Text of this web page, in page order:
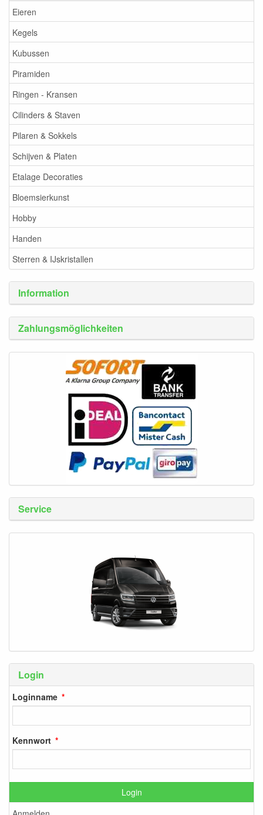
Eieren
Kegels
Kubussen
Piramiden
Ringen - Kransen
Cilinders & Staven
Pilaren & Sokkels
Schijven & Platen
Etalage Decoraties
Bloemsierkunst
Hobby
Handen
Sterren & IJskristallen
Information
Zahlungsmöglichkeiten
Service
Login
Loginname
Kennwort
Login